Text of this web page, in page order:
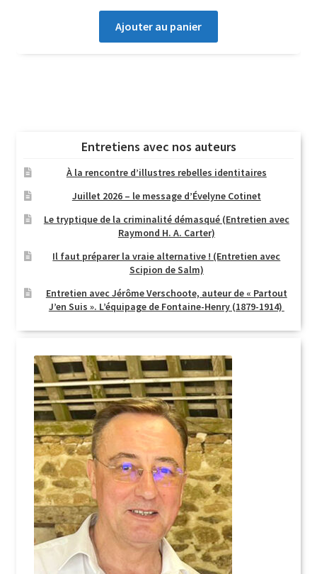
Ajouter au panier
Entretiens avec nos auteurs
À la rencontre d’illustres rebelles identitaires
Juillet 2026 – le message d’Évelyne Cotinet
Le tryptique de la criminalité démasqué (Entretien avec
Raymond H. A. Carter)
Il faut préparer la vraie alternative ! (Entretien avec
Scipion de Salm)
Entretien avec Jérôme Verschoote, auteur de « Partout
J’en Suis ». L’équipage de Fontaine-Henry (1879-1914)